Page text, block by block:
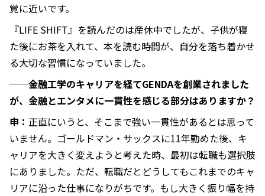
覚に近いです。
『LIFE SHIFT』を読んだのは産休中でしたが、子供が寝
た後にお茶を入れて、本を読む時間が、自分を落ち着かせ
る大切な習慣になっていました。
──金融工学のキャリアを経てGENDAを創業されました
が、金融とエンタメに一貫性を感じる部分はありますか？
申： 正直にいうと、そこまで強い一貫性があるとは思って
いません。ゴールドマン・サックスに11年勤めた後、キ
ャリアを大きく変えようと考えた時、最初は転職も選択肢
にありました。ただ、転職だとどうしてもこれまでのキャ
リアに沿った仕事になりがちです。もし大きく振り幅を持